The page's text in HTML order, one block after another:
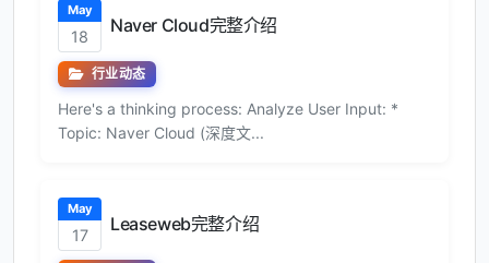
May
18
Naver Cloud完整介绍
行业动态
Here's a thinking process: Analyze User Input: *
Topic: Naver Cloud (深度文...
May
17
Leaseweb完整介绍